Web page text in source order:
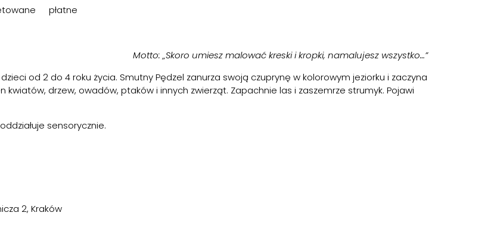
płatne
Motto: „Skoro umiesz malować kreski i kropki, namalujesz wszystko…”
od 2 do 4 roku życia. Smutny Pędzel zanurza swoją czuprynę w kolorowym jeziorku i zaczyna
drzew, owadów, ptaków i innych zwierząt. Zapachnie las i zaszemrze strumyk. Pojawi
sensorycznie.
2, Kraków